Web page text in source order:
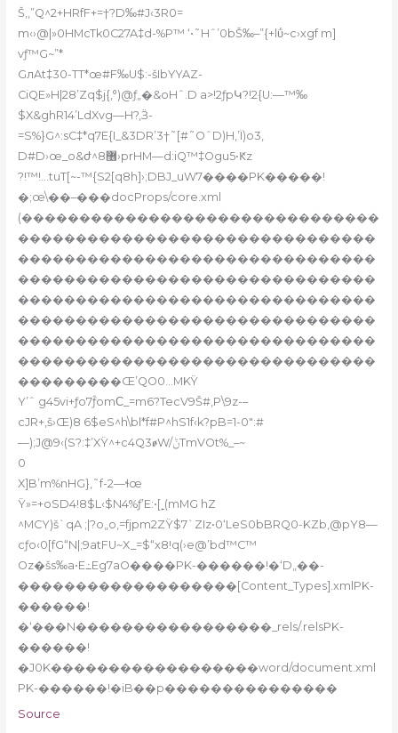
Š‚‚”Q^2+HRfF+=†?D‰#J‹3R0=
m‹›@|»0HMcTk0C27A‡d-%P™ ‘•˜Hˆ’0bŠ‰–”{+lΰ~c›xgf m]
vƒ™G~”*
GлAt‡30-TT*œ#F‰U$:-šIbҮYAZ-
CiQE»H|28’Zq$j{‚°)@ƒ„�&oHˆ.D a>!2ƒpԿ?!2{U:—™‰
$X&ghR14’LdXvg—H?‚Ӟ-
=S%}G^:sC‡*q7E{I_&3DR’3†˜[#˜OˆD)H,’Ï)o3,
D#D›œ_o&ժ^8޶›prHM—d:iQ™‡Ogu5•Ԟz
?!™!…tuT[~-™{S2[q8h]›;DBJ_uW7����PK�����!
�;œ\��–���docProps/core.xml
(�������������������������������
�������������������������������
�������������������������������
�������������������������������
�������������������������������
�������������������������������
�������������������������������
�������������������������������
���������Œ’QO0…MKŸ
Y’ˆ g45vi+ƒo7ؐƒomϹ_=m6?TecV9Š#‚P\9z-–
cJR+,š›Œ)8 6$eS^h\bl*f#P^hS1f‹k?pB=1-0″:#
—);J@9‹(S?:‡’XŸ^+c4Q3ꬾW/ݨTmVOt%_–~
0
X]B’m%nHG},˜f-2—ɬœ
Ÿ»=+oSD4!8$L‹$N4%ƒ’E:•[˿(mMG hZ
^MCY)š`qA ;|?o„o‚=fjpm2ZŸ$7`ZIz•0‘LeS0bBRQ0-KZb,@pY8—
cƒo‹0[fG“N|;9atFU~X_=$“x8!q(›e@’bd™C™
Oz�šs‰a•E߸Eg7aO����PK-������!�‘D„��-
�������������������[Content_Types].xmlPK-
������!
�‘���N�����������������_rels/.relsPK-
������!
�J0K������������������word/document.xml
PK-������!�iB��p���������������
Source